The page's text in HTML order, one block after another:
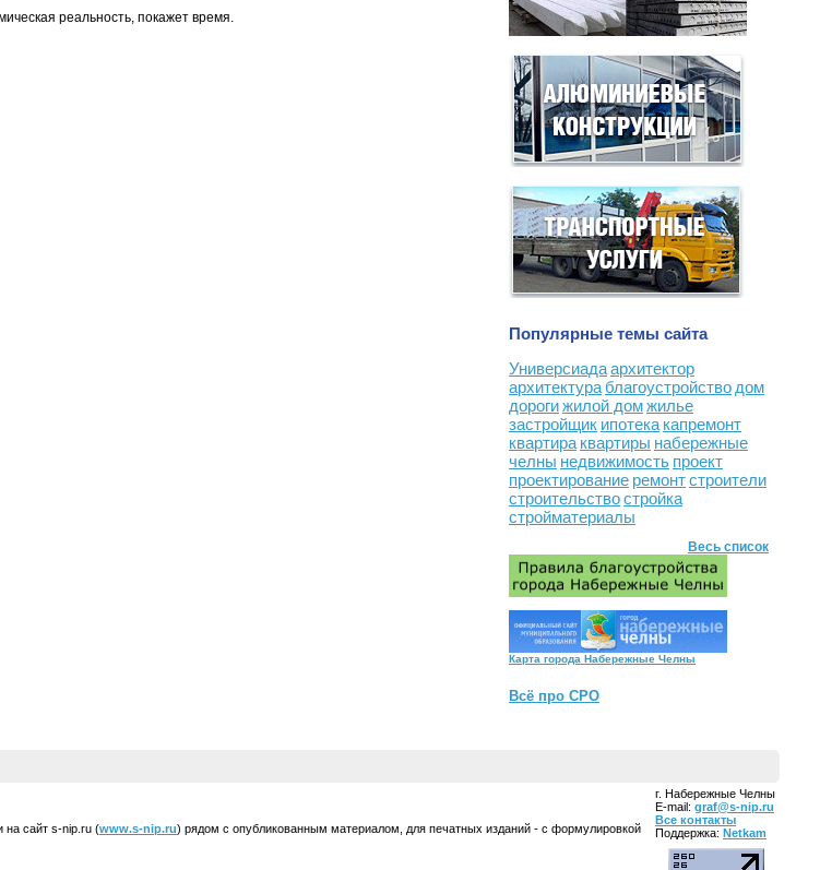
реальность, покажет время.
Популярные темы сайта
Универсиадаархитектор
архитектура благоустройство дом
дорогижилой домжилье
застройщик ипотека капремонт
квартира квартиры набережные
челны недвижимость проект
проектирование ремонтстроители
строительствостройка
стройматериалы
Весь список
Карта города Набережные Челны
Всё про СРО
на сайт s-nip.ru (www.s-nip.ru) рядом с опубликованным материалом, для печатных изданий - с формулировкой
г. Набережные Челны
E-mail: graf@s-nip.ru
Все контакты
Поддержка: Netkam